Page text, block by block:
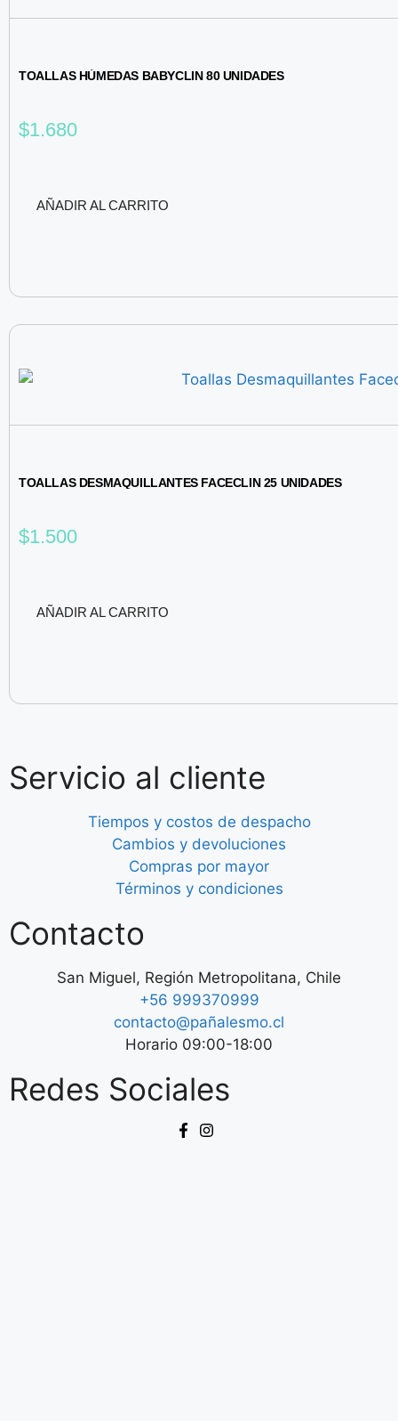
TOALLAS HÚMEDAS BABYCLIN 80 UNIDADES
$1.680
AÑADIR AL CARRITO
TOALLAS DESMAQUILLANTES FACECLIN 25 UNIDADES
$1.500
AÑADIR AL CARRITO
Servicio al cliente
Tiempos y costos de despacho
Cambios y devoluciones
Compras por mayor
Términos y condiciones
Contacto
San Miguel, Región Metropolitana, Chile
+56 999370999
contacto@pañalesmo.cl
Horario 09:00-18:00
Redes Sociales